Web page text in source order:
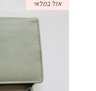
אזל במלאי